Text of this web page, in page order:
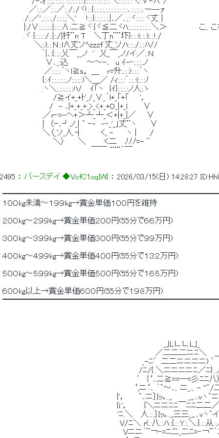
／:.:.／:.:.／:.:/:./ヾ!:.:{:.:.:.:.:.:.:.:.:.:.:.:､:.:.:.:､ー--:ｧ
./:.／':.:.:.:./:.:.:.;＼' 　 !:.:{:.:.:.:.:.|､／､:.:ヾ:.:.:.ヾ丈 |
|:/∨:.:.:.:.:|:.:.:∧:二≧ヾ:{ヾ≦二ヾﾊ:.:.:.:.:.:.:.:.＼＞　　　　　　こ、
.ヾ {:.:.:.:/:.|:./|扞¨n Ｔ　 ＼丁n¨¨圷}:.:.:l:.:.:l:.:.!./
＼:.l:.:.Ｎ:.l∧丈ソﾍzzzf 丈_ソ,ﾊ:.:.:/:.:.ﾊ//　　　　　　　　　　　　
｀|､:{:.:.:乂￣__ノ　'　乂_￣_ノ/イ:／:.Ｎ
∨､_:込　　　 ～～-､　u ｲ-‐:.:.:.ノ
／:.:.:.｀ヽl≧s。 ＿　 r=升:.:.:):.:.:｀ヽ
{:.ｲ:.:.:.:.:.ノ:.:.:.:)＼＿／ /ｨ:.:.:´:.:.:l:.:.:ﾉ
.ヽ＼:.:.:.:.:.:ﾊ/　 ｲ「ヽ　{ｲ}:.:.:.:ノ人:.ゝ
/≧イ+_+ﾄ'_/_∨_´l+_「+「　　'，
/　- ､|+_+_+_>_<+_+O_|+_l　 　 ∨
.／r‐=-へ+＞┴_┴_＜+|+_|／　　∨
|　〈ｰ､┘ノ_| ` ‐-　-‐_'_」丈¨ヽ　　 ∨
＼〈_ソ_人.┤　　　 く, -　　 ヽ |　　 /
＼〉　　 ＼　　　 く二　 ﾉﾉﾉ=- "
￣￣ `¨¨´￣
2495 ： バースデイ ◆VofC1oqIWI ： 2026/03/15(日) 14:28:27
１００kg未満～１９９kg→賞金単価１００円を維持
２００kg～２９９kg→賞金単価２００円(55分で６６万円)
３００kg～３９９kg→賞金単価３００円(55分で９９万円)
４００kg～４９９kg→賞金単価４００円(55分で１３２万円)
５００kg～５９９kg→賞金単価５００円(55分で１６５万円)
６００kg以上→賞金単価６００円(55分で１９８万円)
_｣L∟∟L｣_
／二二二ニﾆ＼　 ＿
_-ﾆ′二二ニニニニ) ′
/ﾆ/{ ＼ニニニニﾆ／ﾆ} .
′ {‘､二≧==─=彡ﾆﾆ八
‘,ニ‘､ ｀`～､、ニ_.、- ''"/二}
{'，　　 `､ニ〕Iｯ｡..,,　　　_,,.､vヽ`ニ人/ｉ|　　こ
{i:'，　 　 {＼ニニﾆﾆ￣ﾆﾆ二二／/ｉ:
'ﾆ.＼　 人.:.:〕Iｯ｡..,,三三_,,.､vヽ`イi:i:/i |　　せ
V/ﾆ＼ r(.:八.:.ﾊ.:{.:.:Y.:.＼:}.:.:从.:
Vニニ｀¨￢‐=ﾆ二_二ﾆ=‐￢¨´